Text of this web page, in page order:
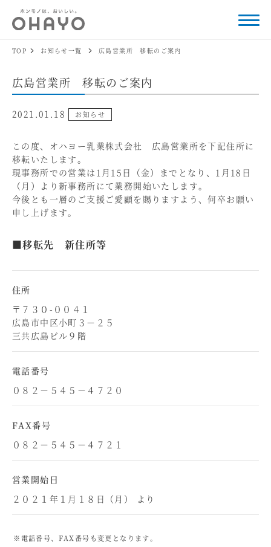
TOP お知らせ一覧 広島営業所 移転のご案内
広島営業所 移転のご案内
2021.01.18 お知らせ
この度、オハヨー乳業株式会社 広島営業所を下記住所に
移転いたします。
現事務所での営業は1月15日（金）までとなり、1月18日
（月）より新事務所にて業務開始いたします。
今後とも一層のご支援ご愛顧を賜りますよう、何卒お願い
申し上げます。
■移転先 新住所等
住所
〒７３０-００４１
広島市中区小町３－２５
三共広島ビル９階
電話番号
０８２－５４５－４７２０
FAX番号
０８２－５４５－４７２１
営業開始日
２０２１年１月１８日（月） より
※電話番号、FAX番号も変更となります。